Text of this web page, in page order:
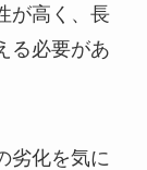
が高く、長
る必要があ
劣化を気に